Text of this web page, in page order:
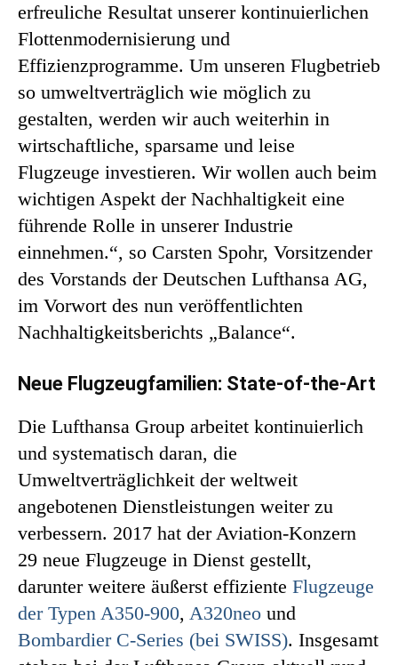
erfreuliche Resultat unserer kontinuierlichen
Flottenmodernisierung und
Effizienzprogramme. Um unseren Flugbetrieb
so umweltverträglich wie möglich zu
gestalten, werden wir auch weiterhin in
wirtschaftliche, sparsame und leise
Flugzeuge investieren. Wir wollen auch beim
wichtigen Aspekt der Nachhaltigkeit eine
führende Rolle in unserer Industrie
einnehmen.“, so Carsten Spohr, Vorsitzender
des Vorstands der Deutschen Lufthansa AG,
im Vorwort des nun veröffentlichten
Nachhaltigkeitsberichts „Balance“.
Neue Flugzeugfamilien: State-of-the-Art
Die Lufthansa Group arbeitet kontinuierlich
und systematisch daran, die
Umweltverträglichkeit der weltweit
angebotenen Dienstleistungen weiter zu
verbessern. 2017 hat der Aviation-Konzern
29 neue Flugzeuge in Dienst gestellt,
darunter weitere äußerst effiziente Flugzeuge
der Typen A350-900, A320neo und
Bombardier C-Series (bei SWISS). Insgesamt